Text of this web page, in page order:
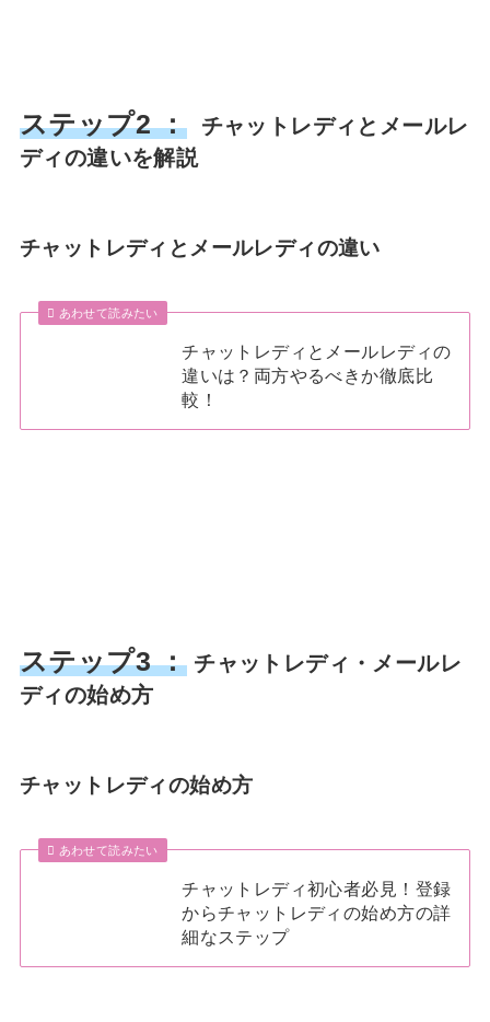
ステップ2 ：チャットレディとメールレ
ディの違いを解説
チャットレディとメールレディの違い
あわせて読みたい
チャットレディとメールレディの
違いは？両方やるべきか徹底比
較！
ステップ3 ：チャットレディ・メールレ
ディの始め方
チャットレディの始め方
あわせて読みたい
チャットレディ初心者必見！登録
からチャットレディの始め方の詳
細なステップ